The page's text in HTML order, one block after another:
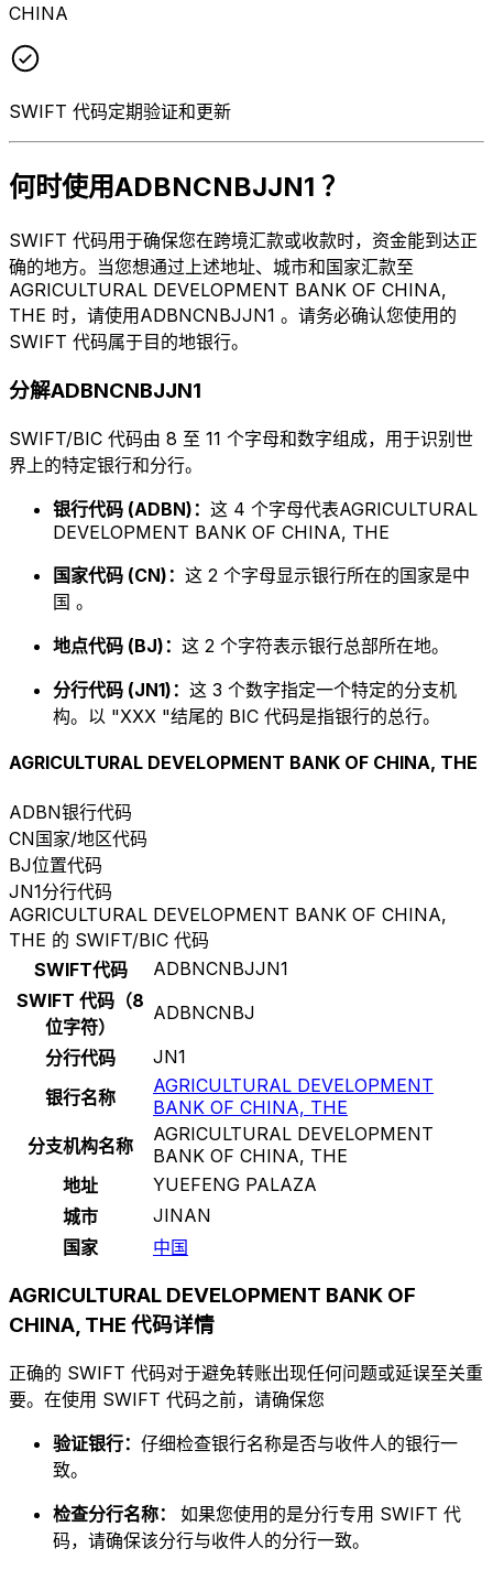
CHINA
SWIFT 代码定期验证和更新
何时使用ADBNCNBJJN1 ？
SWIFT 代码用于确保您在跨境汇款或收款时，资金能到达正
确的地方。当您想通过上述地址、城市和国家汇款至
AGRICULTURAL DEVELOPMENT BANK OF CHINA,
THE 时，请使用ADBNCNBJJN1 。请务必确认您使用的
SWIFT 代码属于目的地银行。
分解ADBNCNBJJN1
SWIFT/BIC 代码由 8 至 11 个字母和数字组成，用于识别世
界上的特定银行和分行。
银行代码 (ADBN)： 这 4 个字母代表AGRICULTURAL
DEVELOPMENT BANK OF CHINA, THE
国家代码 (CN)： 这 2 个字母显示银行所在的国家是中
国 。
地点代码 (BJ)： 这 2 个字符表示银行总部所在地。
分行代码 (JN1)： 这 3 个数字指定一个特定的分支机
构。以 "XXX "结尾的 BIC 代码是指银行的总行。
AGRICULTURAL DEVELOPMENT BANK OF CHINA, THE
ADBN银行代码
CN国家/地区代码
BJ位置代码
JN1分行代码
AGRICULTURAL DEVELOPMENT BANK OF CHINA,
THE 的 SWIFT/BIC 代码
SWIFT代码
ADBNCNBJJN1
SWIFT 代码（8
位字符）
ADBNCNBJ
分行代码
JN1
银行名称
AGRICULTURAL DEVELOPMENT
BANK OF CHINA, THE
分支机构名称
AGRICULTURAL DEVELOPMENT
BANK OF CHINA, THE
地址
YUEFENG PALAZA
城市
JINAN
国家
中国
AGRICULTURAL DEVELOPMENT BANK OF
CHINA, THE 代码详情
正确的 SWIFT 代码对于避免转账出现任何问题或延误至关重
要。在使用 SWIFT 代码之前，请确保您
验证银行： 仔细检查银行名称是否与收件人的银行一
致。
检查分行名称： 如果您使用的是分行专用 SWIFT 代
码，请确保该分行与收件人的分行一致。